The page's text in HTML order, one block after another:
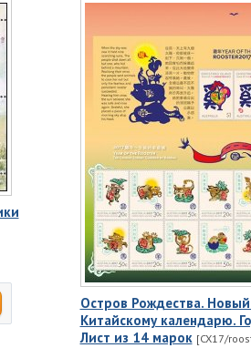
Остров Рождества.
Китайскому календарю.
Лист из 14 марок [CX17/